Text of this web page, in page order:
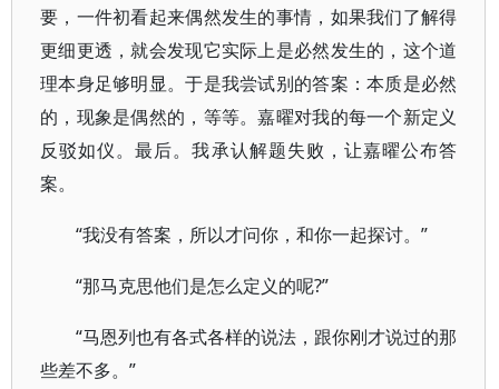
要，一件初看起来偶然发生的事情，如果我们了解得
更细更透，就会发现它实际上是必然发生的，这个道
理本身足够明显。于是我尝试别的答案：本质是必然
的，现象是偶然的，等等。嘉曜对我的每一个新定义
反驳如仪。最后。我承认解题失败，让嘉曜公布答
案。
“我没有答案，所以才问你，和你一起探讨。”
“那马克思他们是怎么定义的呢?”
“马恩列也有各式各样的说法，跟你刚才说过的那
些差不多。”